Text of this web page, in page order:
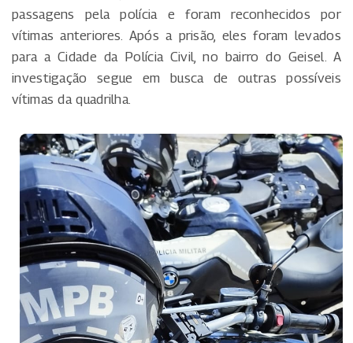
passagens pela polícia e foram reconhecidos por
vítimas anteriores. Após a prisão, eles foram levados
para a Cidade da Polícia Civil, no bairro do Geisel. A
investigação segue em busca de outras possíveis
vítimas da quadrilha.